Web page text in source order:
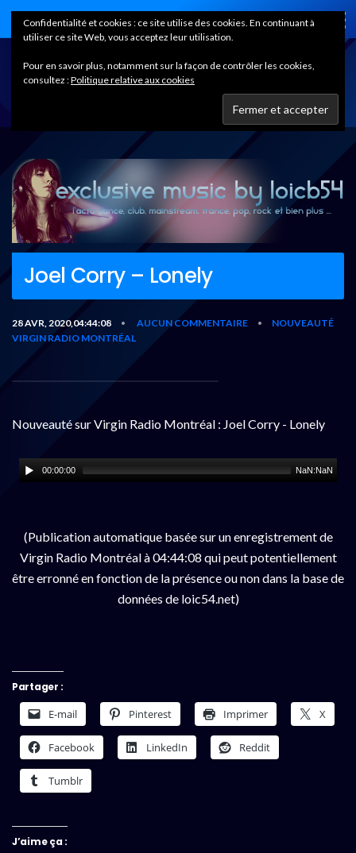
Home
Joel Corry – Lonely
28 AVR, 2020,04:44:08 • AUCUN COMMENTAIRE •
NOUVEAUTÉ
VIRGIN RADIO MONTRÉAL
Nouveauté sur Virgin Radio Montréal : Joel Corry - Lonely
00:00:00 NaN:NaN
(Publication automatique basée sur un enregistrement de
Virgin Radio Montréal à 04:44:08 qui peut potentiellement
être erronné en fonction de la présence ou non dans la base de
données de loic54.net)
Partager :
E-mail Pinterest Imprimer X
Facebook LinkedIn Reddit
Tumblr
J’aime ça :
Confidentialité et cookies : ce site utilise des cookies. En continuant à
utiliser ce site Web, vous acceptez leur utilisation.
Pour en savoir plus, notamment sur la façon de contrôler les cookies,
consultez :Politique relative aux cookies